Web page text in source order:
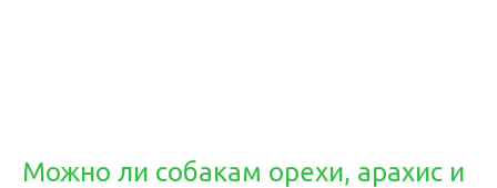
Можно ли собакам орехи, арахис и